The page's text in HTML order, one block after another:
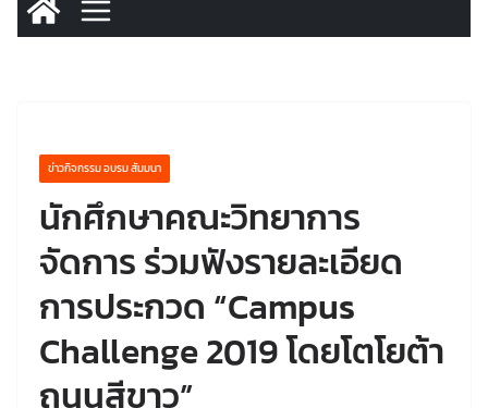
ข่าวกิจกรรม อบรม สัมมนา
นักศึกษาคณะวิทยาการ
จัดการ ร่วมฟังรายละเอียด
การประกวด “Campus
Challenge 2019 โดยโตโยต้า
ถนนสีขาว”